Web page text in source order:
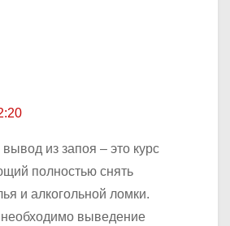
из запоя – это курс
полностью снять
и алкогольной ломки.
выведение